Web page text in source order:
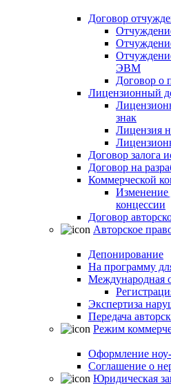
Договор
ЭВМ
Договор о
Лицензионный
знак
Лицензия
Договор залога
Договор на
Коммерческой
Изменение
концессии
Договор
Авторское
Депонирование
На программу
Международная
Экспертиза
Передача
Режим
Оформление
Соглашение о
Юридическая